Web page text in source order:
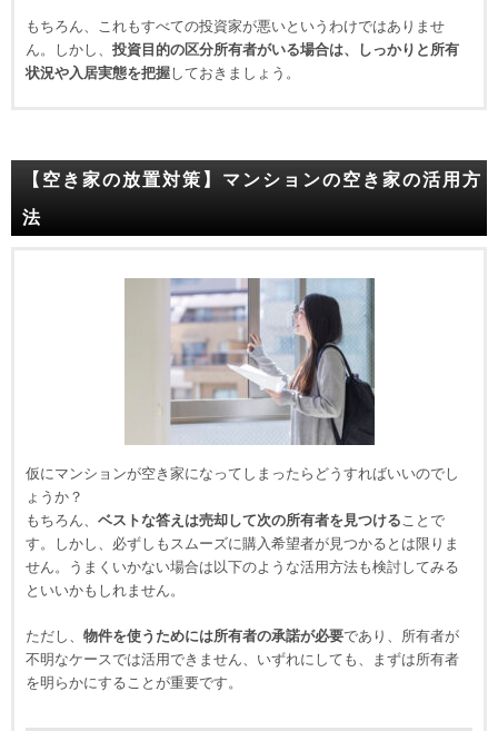
もちろん、これもすべての投資家が悪いというわけではありませ
ん。しかし、 投資目的の区分所有者がいる場合は、しっかりと所有
状況や入居実態を把握しておきましょう。
【空き家の放置対策】マンションの空き家の活用方
法
仮にマンションが空き家になってしまったらどうすればいいのでし
ょうか？
もちろん、 ベストな答えは売却して次の所有者を見つける ことで
す。しかし、必ずしもスムーズに購入希望者が見つかるとは限りま
せん。うまくいかない場合は以下のような活用方法も検討してみる
といいかもしれません。
ただし、 物件を使うためには所有者の承諾が必要であり、所有者が
不明なケースでは活用できません、いずれにしても、まずは所有者
を明らかにすることが重要です。